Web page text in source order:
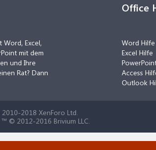
Excel,
mit dem
und Ihre
Rat? Dann
Office
Word Hilfe
Excel Hilfe
Access
Outlook
2018 XenForo Ltd.
© 2012-2016 Brivium LLC.